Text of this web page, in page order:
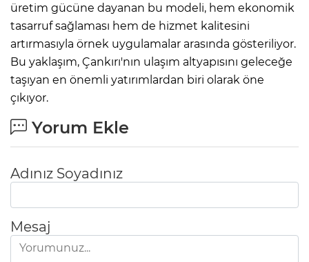
üretim gücüne dayanan bu modeli, hem ekonomik
tasarruf sağlaması hem de hizmet kalitesini
artırmasıyla örnek uygulamalar arasında gösteriliyor.
Bu yaklaşım, Çankırı'nın ulaşım altyapısını geleceğe
taşıyan en önemli yatırımlardan biri olarak öne
çıkıyor.
Yorum Ekle
Adınız Soyadınız
Mesaj